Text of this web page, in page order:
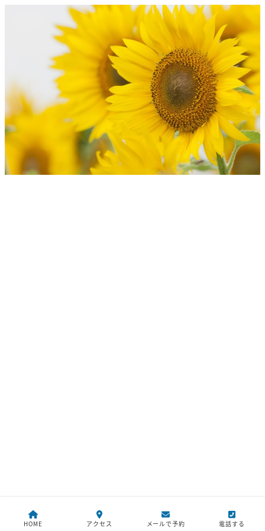
HOME アクセス メールで予約 電話する